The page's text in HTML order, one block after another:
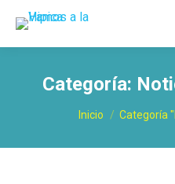
Categoría:
Estás aquí:
Inicio Categoría